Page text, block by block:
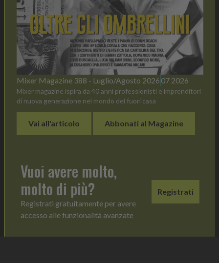
Mixer Magazine 388 - Luglio/Agosto 2026 07 2026
Mixer magazine ispira da 40 anni professionisti e imprenditori
di nuova generazione nel mondo del fuori casa
Vai all'articolo Abbonati al Magazine
Vuoi avere molto,
molto di più?
Registrati gratuitamente per avere
accesso alle funzionalità avanzate
Registrati